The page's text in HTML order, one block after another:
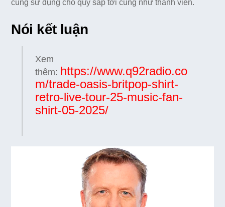
cùng sử dụng cho quý sắp tới cũng như thành viên.
Nói kết luận
Xem
thêm: https://www.q92radio.co
m/trade-oasis-britpop-shirt-
retro-live-tour-25-music-fan-
shirt-05-2025/